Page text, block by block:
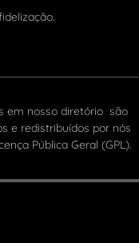
em nosso diretório são
e redistribuídos por nós
Pública Geral (GPL).